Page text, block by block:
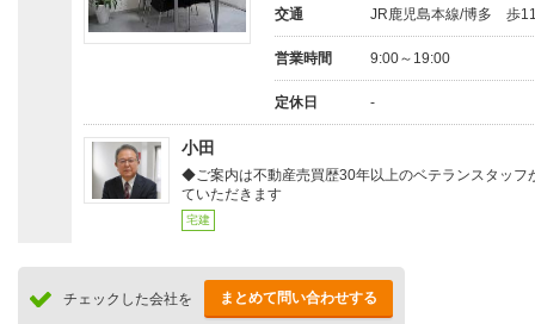
交通 JR鹿児島本線/博多 歩
営業時間 9:00～19:00
定休日 -
小田
◆ご案内は不動産売買歴30年以上のベテランスタッフ
ていただきます
宅建
チェックした会社を まとめて問い合わせする